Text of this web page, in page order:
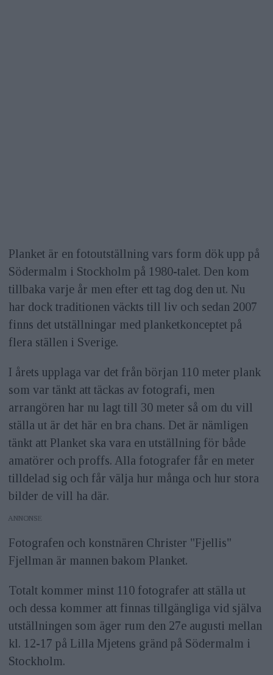
Planket är en fotoutställning vars form dök upp på
Södermalm i Stockholm på 1980-talet. Den kom
tillbaka varje år men efter ett tag dog den ut. Nu
har dock traditionen väckts till liv och sedan 2007
finns det utställningar med planketkonceptet på
flera ställen i Sverige.
I årets upplaga var det från början 110 meter plank
som var tänkt att täckas av fotografi, men
arrangören har nu lagt till 30 meter så om du vill
ställa ut är det här en bra chans. Det är nämligen
tänkt att Planket ska vara en utställning för både
amatörer och proffs. Alla fotografer får en meter
tilldelad sig och får välja hur många och hur stora
bilder de vill ha där.
ANNONS
Fotografen och konstnären Christer "Fjellis"
Fjellman är mannen bakom Planket.
Totalt kommer minst 110 fotografer att ställa ut
och dessa kommer att finnas tillgängliga vid själva
utställningen som äger rum den 27e augusti mellan
kl. 12-17 på Lilla Mjetens gränd på Södermalm i
Stockholm.